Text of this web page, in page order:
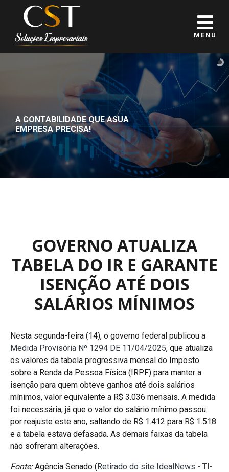
MENU
A CONTABILIDADE QUE ASUA
EMPRESA PRECISA!
GOVERNO ATUALIZA
TABELA DO IR E GARANTE
ISENÇÃO ATÉ DOIS
SALÁRIOS MÍNIMOS
Nesta segunda-feira (14), o governo federal publicou a
Medida Provisória Nº 1294 DE 11/04/2025, que atualiza
os valores da tabela progressiva mensal do Imposto
sobre a Renda da Pessoa Física (IRPF) para manter a
isenção para quem obteve ganhos até dois salários
mínimos, valor equivalente a R$ 3.036 mensais. A medida
foi necessária, já que o valor do salário mínimo passou
por reajuste este ano, saltando de R$ 1.412 para R$ 1.518
e a tabela estava defasada. As demais faixas da tabela
não sofreram alterações.
Fonte:Agência Senado (Retirado do site IdealNews - TI-